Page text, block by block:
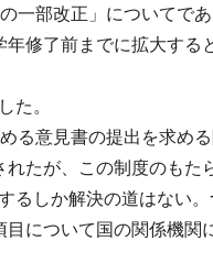
部改正」についてで
修了前までに拡大する
た。
意見書の提出を求め
たが、この制度のも
るしか解決の道はない
について国の関係機関